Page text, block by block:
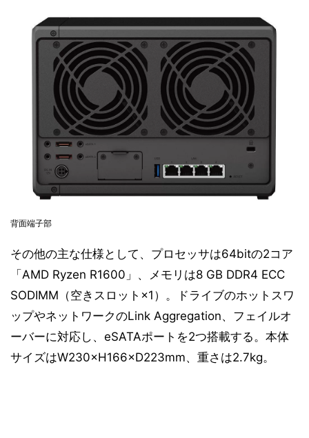
背面端子部
その他の主な仕様として、プロセッサは64bitの2コア
「AMD Ryzen R1600」、メモリは8 GB DDR4 ECC
SODIMM（空きスロット×1）。ドライブのホットスワ
ップやネットワークのLink Aggregation、フェイルオ
ーバーに対応し、eSATAポートを2つ搭載する。本体
サイズはW230×H166×D223mm、重さは2.7kg。